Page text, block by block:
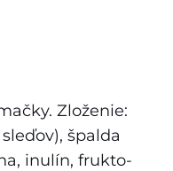
Zloženie:
špalda
inulín, frukto-